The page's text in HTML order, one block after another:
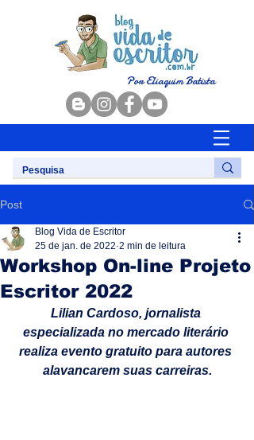
Por Eliaquim Batista
Post
Workshop On-line Projeto
Escritor 2022
Blog Vida de Escritor
25 de jan. de 2022 2 min de leitura
Lilian Cardoso, jornalista
especializada no mercado literário
realiza evento gratuito para autores
alavancarem suas carreiras.